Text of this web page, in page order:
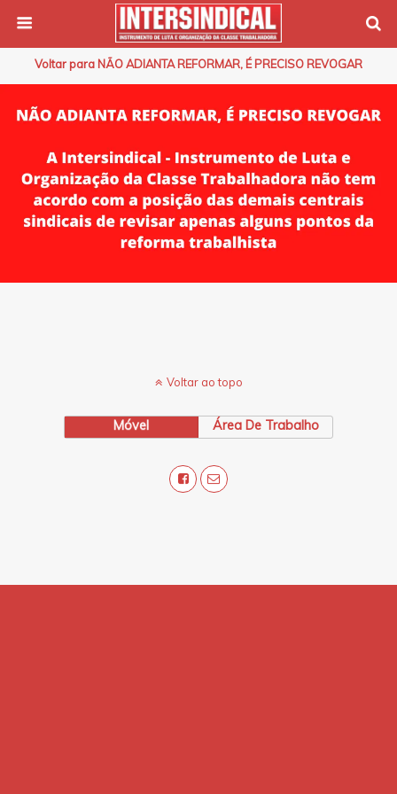
Voltar para NÃO ADIANTA REFORMAR, É PRECISO REVOGAR
Voltar ao topo
Móvel Área De Trabalho